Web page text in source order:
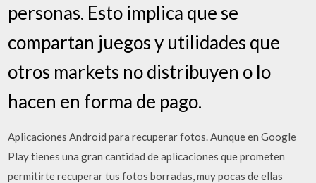
personas. Esto implica que se
compartan juegos y utilidades que
otros markets no distribuyen o lo
hacen en forma de pago.
Aplicaciones Android para recuperar fotos. Aunque en Google
Play tienes una gran cantidad de aplicaciones que prometen
permitirte recuperar tus fotos borradas, muy pocas de ellas